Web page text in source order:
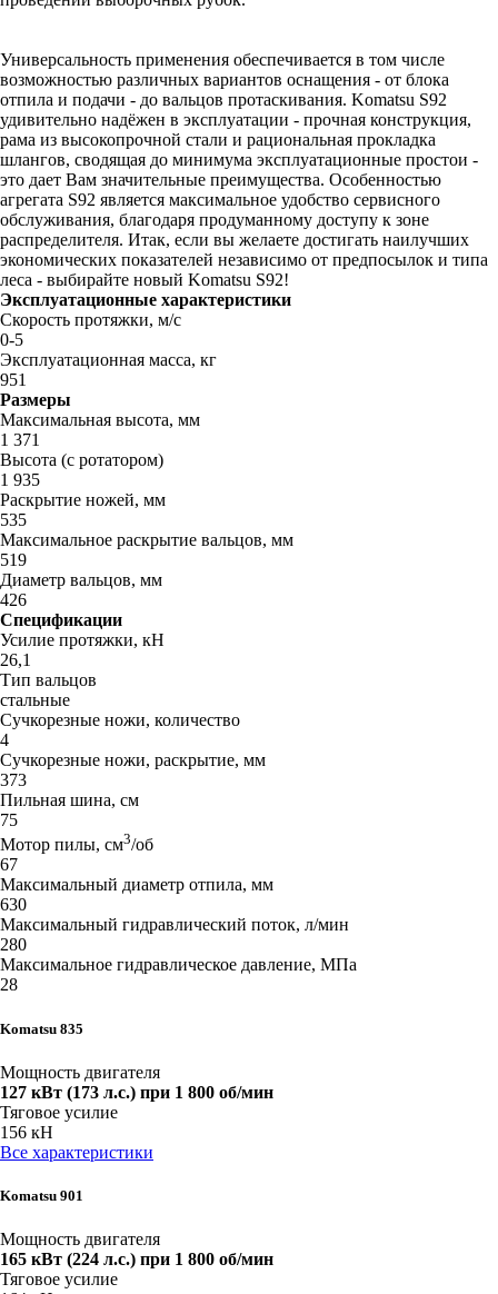
Универсальность применения обеспечивается в том числе
возможностью различных вариантов оснащения - от блока
отпила и подачи - до вальцов протаскивания. Komatsu S92
удивительно надёжен в эксплуатации - прочная конструкция,
рама из высокопрочной стали и рациональная прокладка
шлангов, сводящая до минимума эксплуатационные простои -
это дает Вам значительные преимущества. Особенностью
агрегата S92 является максимальное удобство сервисного
обслуживания, благодаря продуманному доступу к зоне
распределителя. Итак, если вы желаете достигать наилучших
экономических показателей независимо от предпосылок и типа
леса - выбирайте новый Komatsu S92!
Эксплуатационные характеристики
Скорость протяжки, м/с
0-5
Эксплуатационная масса, кг
951
Размеры
Максимальная высота, мм
1 371
Высота (с ротатором)
1 935
Раскрытие ножей, мм
535
Максимальное раскрытие вальцов, мм
519
Диаметр вальцов, мм
426
Спецификации
Усилие протяжки, кН
26,1
Тип вальцов
стальные
Сучкорезные ножи, количество
4
Сучкорезные ножи, раскрытие, мм
373
Пильная шина, см
75
Мотор пилы, см3/об
67
Максимальный диаметр отпила, мм
630
Максимальный гидравлический поток, л/мин
280
Максимальное гидравлическое давление, MПa
28
Komatsu 835
Мощность двигателя
127 кВт (173 л.с.) при 1 800 об/мин
Тяговое усилие
156 кН
Все характеристики
Komatsu 901
Мощность двигателя
165 кВт (224 л.с.) при 1 800 об/мин
Тяговое усилие